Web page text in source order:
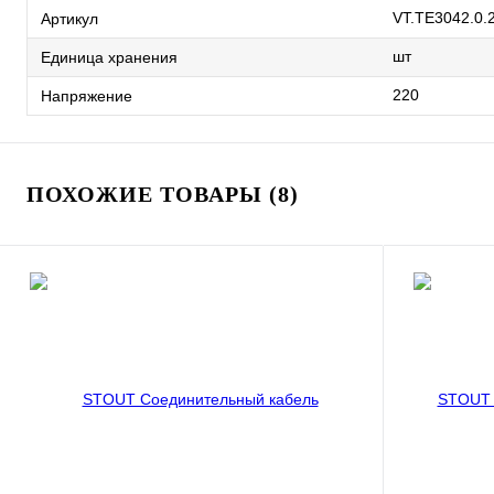
Артикул
Единица хранения шт
Напряжение 220
ПОХОЖИЕ ТОВАРЫ (8)